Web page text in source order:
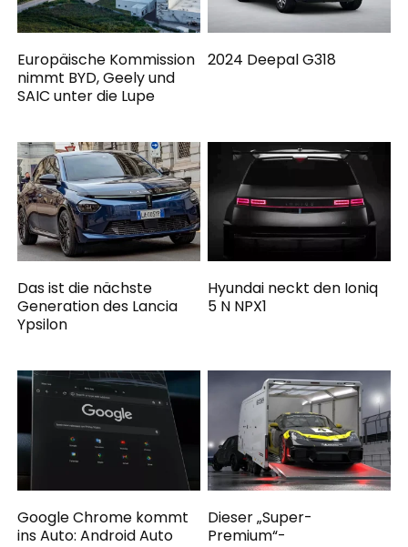
Europäische Kommission
nimmt BYD, Geely und
SAIC unter die Lupe
2024 Deepal G318
Das ist die nächste
Generation des Lancia
Ypsilon
Hyundai neckt den Ioniq
5 N NPX1
Google Chrome kommt
ins Auto: Android Auto
Dieser „Super-
Premium“-